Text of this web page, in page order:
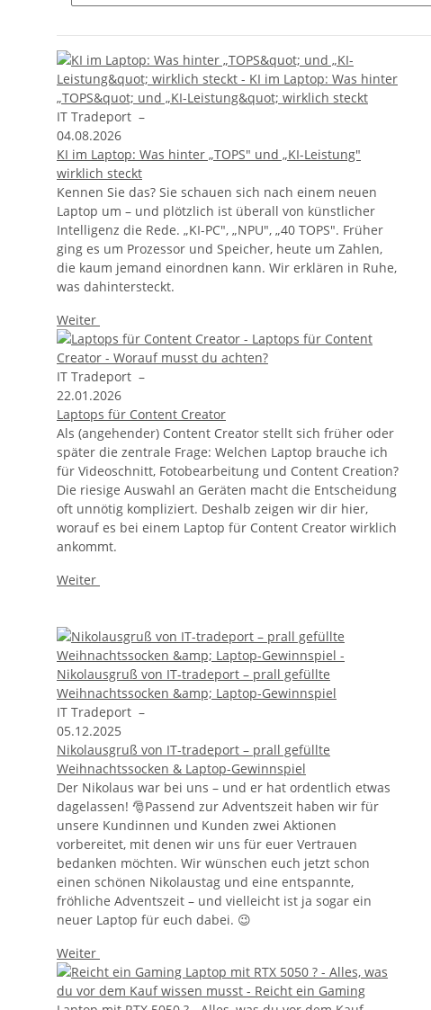
IT Tradeport –
04.08.2026
KI im Laptop: Was hinter „TOPS" und „KI-Leistung"
wirklich steckt
Kennen Sie das? Sie schauen sich nach einem neuen
Laptop um – und plötzlich ist überall von künstlicher
Intelligenz die Rede. „KI-PC", „NPU", „40 TOPS". Früher
ging es um Prozessor und Speicher, heute um Zahlen,
die kaum jemand einordnen kann. Wir erklären in Ruhe,
was dahintersteckt.
Weiter
IT Tradeport –
22.01.2026
Laptops für Content Creator
Als (angehender) Content Creator stellt sich früher oder
später die zentrale Frage: Welchen Laptop brauche ich
für Videoschnitt, Fotobearbeitung und Content Creation?
Die riesige Auswahl an Geräten macht die Entscheidung
oft unnötig kompliziert. Deshalb zeigen wir dir hier,
worauf es bei einem Laptop für Content Creator wirklich
ankommt.
Weiter
IT Tradeport –
05.12.2025
Nikolausgruß von IT-tradeport – prall gefüllte
Weihnachtssocken & Laptop-Gewinnspiel
Der Nikolaus war bei uns – und er hat ordentlich etwas
dagelassen! 🎅Passend zur Adventszeit haben wir für
unsere Kundinnen und Kunden zwei Aktionen
vorbereitet, mit denen wir uns für euer Vertrauen
bedanken möchten. Wir wünschen euch jetzt schon
einen schönen Nikolaustag und eine entspannte,
fröhliche Adventszeit – und vielleicht ist ja sogar ein
neuer Laptop für euch dabei. 😉
Weiter